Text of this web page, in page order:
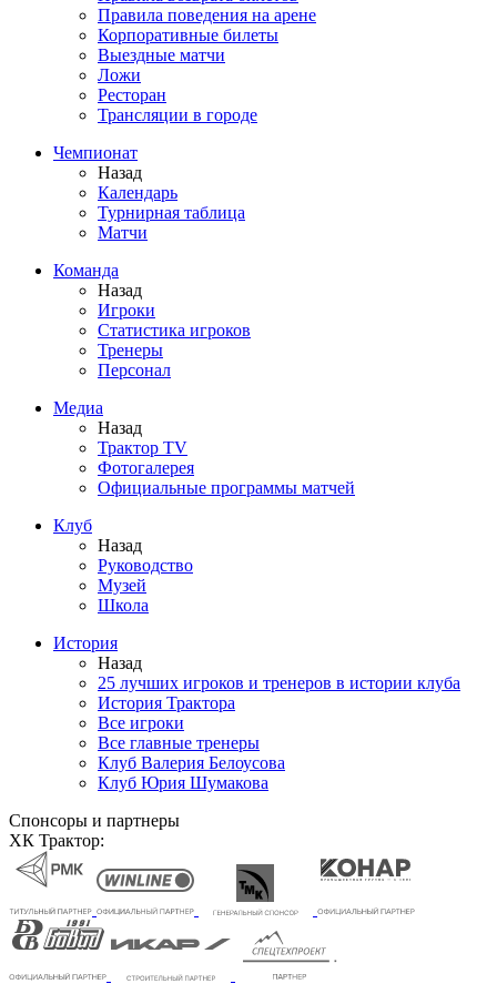
Правила поведения на арене
Корпоративные билеты
Выездные матчи
Ложи
Ресторан
Трансляции в городе
Чемпионат
Назад
Календарь
Турнирная таблица
Матчи
Команда
Назад
Игроки
Статистика игроков
Тренеры
Персонал
Медиа
Назад
Трактор TV
Фотогалерея
Официальные программы матчей
Клуб
Назад
Руководство
Музей
Школа
История
Назад
25 лучших игроков и тренеров в истории клуба
История Трактора
Все игроки
Все главные тренеры
Клуб Валерия Белоусова
Клуб Юрия Шумакова
Спонсоры и партнеры
ХК Трактор: